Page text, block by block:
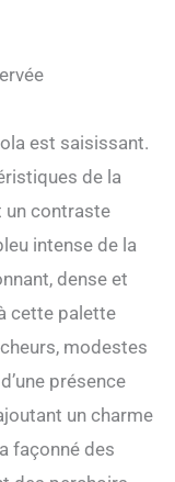
est saisissant.
de la
un contraste
intense de la
dense et
cette palette
modestes
présence
un charme
façonné des